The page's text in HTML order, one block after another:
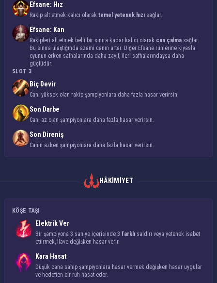
Efsane: Hız
Rakip alt etmek kalıcı olarak temel yetenek hızı sağlar.
Efsane: Kan
Rakipleri alt etmek belli bir sınıra kadar kalıcı olarak can çalma sağlar.
Bu sınıra ulaştığında azami canın artar. Diğer Efsane rünlerine kıyasla
oyunun erken safhalarında daha zayıf, ileri safhalarındaysa daha
güçlüdür.
SLOT 3
Biç Devir
Canı yüksek olan rakip şampiyonlara daha fazla hasar verirsin.
Son Darbe
Canı az olan şampiyonlara daha fazla hasar verirsin.
Son Direniş
Canın azken şampiyonlara daha fazla hasar verirsin.
HÂKIMIYET
KÖŞE TAŞI
Elektrik Ver
Bir şampiyona 3 saniye içerisinde 3 farklı saldırı veya yetenek isabet
ettirmek, ilave değişken hasar verir.
Kara Hasat
Düşük cana sahip şampiyonlara hasar vermek değişken hasar uygular
ve hedeften bir ruh hasat eder.